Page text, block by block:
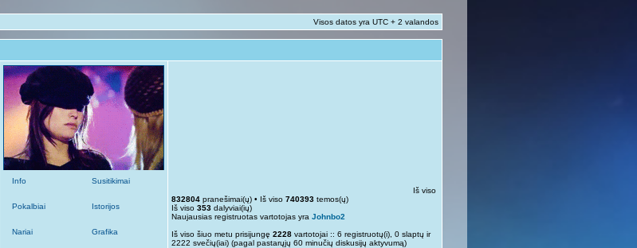
Visos datos yra UTC + 2 valandos
Info
Pokalbiai
Nariai
Susitikimai
Istorijos
Grafika
Iš viso
832804 pranešimai(ų) • Iš viso 740393 temos(ų)
Iš viso 353 dalyviai(ių)
Naujausias registruotas vartotojas yra Johnbo2
Iš viso šiuo metu prisijungę 2228 vartotojai :: 6 registruotų(i), 0 slaptų ir
2222 svečių(iai) (pagal pastarųjų 60 minučių diskusijų aktyvumą)